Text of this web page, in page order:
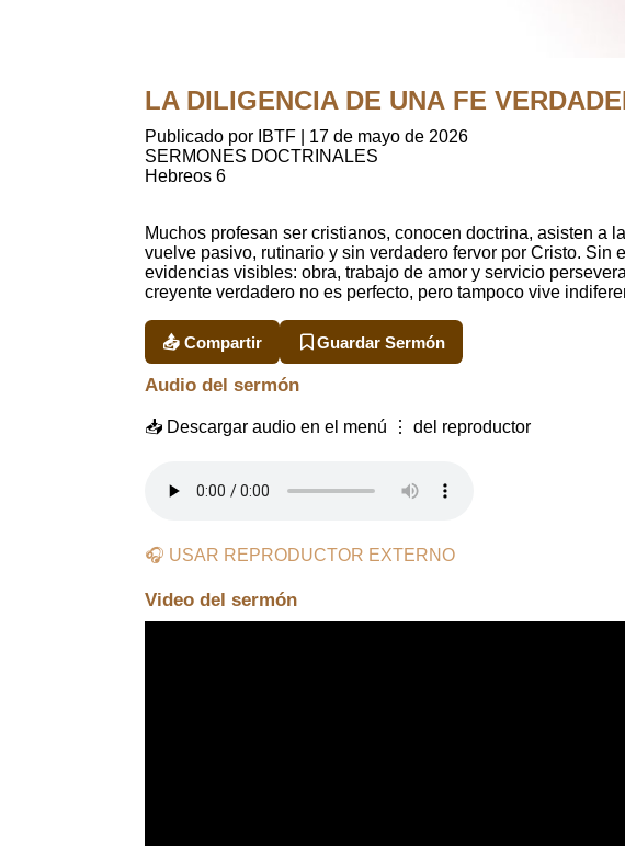
LA DILIGENCIA DE UNA FE
Publicado por IBTF
17 de mayo de 2026
SERMONES DOCTRINALES
Hebreos 6
Muchos profesan ser cristianos, conocen doctrina, asisten a
vuelve pasivo, rutinario y sin verdadero fervor por Cristo.
evidencias visibles: obra, trabajo de amor y servicio
creyente verdadero no es perfecto, pero tampoco vive
📤 Compartir Guardar Sermón
Audio del sermón
📥 Descargar audio en el menú ⋮ del reproductor
🎧 USAR REPRODUCTOR EXTERNO
Video del sermón